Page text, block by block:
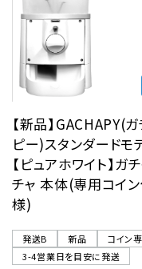
レンタル
景品・玩具・文具
販促用カプセル
よく
【新品】GACHAPY(ガ
ピー)スタンダードモ
【ピュアホワイト】ガ
チャ 本体(専用コイ
様)
発送B 新品
コイン
3-4営業日を目安に発送